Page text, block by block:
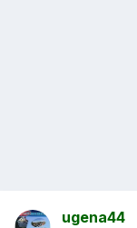
ugena44